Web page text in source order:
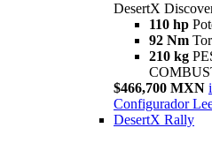
DesertX
110 hp
92 Nm
210 kg
$466,700 MXN i
Configurador
DesertX Rally